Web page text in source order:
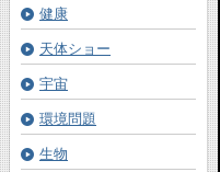
健康
天体ショー
宇宙
環境問題
生物